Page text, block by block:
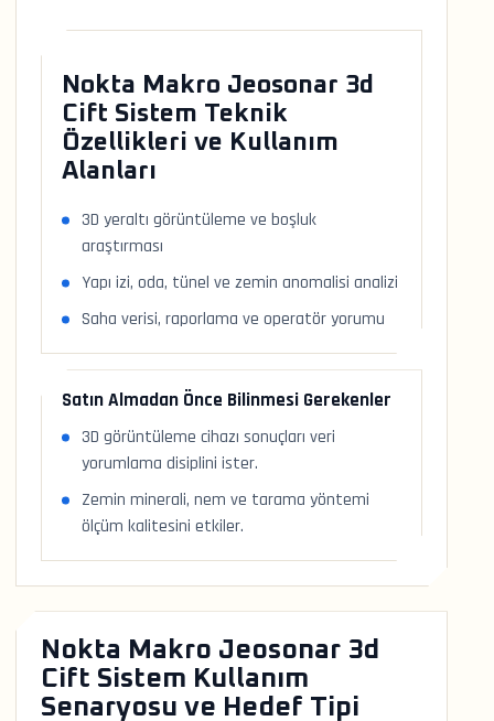
Nokta Makro Jeosonar 3d
Cift Sistem Teknik
Özellikleri ve Kullanım
Alanları
3D yeraltı görüntüleme ve boşluk
araştırması
Yapı izi, oda, tünel ve zemin anomalisi analizi
Saha verisi, raporlama ve operatör yorumu
Satın Almadan Önce Bilinmesi Gerekenler
3D görüntüleme cihazı sonuçları veri
yorumlama disiplini ister.
Zemin minerali, nem ve tarama yöntemi
ölçüm kalitesini etkiler.
Nokta Makro Jeosonar 3d
Cift Sistem Kullanım
Senaryosu ve Hedef Tipi